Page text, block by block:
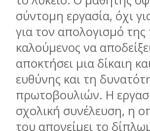
σύντοµη εργασία, όχι
για τον απολογισµό
καλούµενος να
αποκτήσει µια δίκαιη
ευθύνης και τη
πρωτοβουλιών. Η
σχολική συνέλευση, η
του απονείµει το